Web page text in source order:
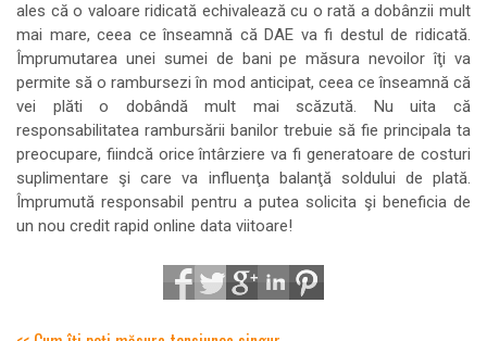
ales că o valoare ridicată echivalează cu o rată a dobânzii mult
mai mare, ceea ce înseamnă că DAE va fi destul de ridicată.
Împrumutarea unei sumei de bani pe măsura nevoilor îţi va
permite să o rambursezi în mod anticipat, ceea ce înseamnă că
vei plăti o dobândă mult mai scăzută. Nu uita că
responsabilitatea rambursării banilor trebuie să fie principala ta
preocupare, fiindcă orice întârziere va fi generatoare de costuri
suplimentare şi care va influenţa balanţă soldului de plată.
Împrumută responsabil pentru a putea solicita şi beneficia de
un nou credit rapid online data viitoare!